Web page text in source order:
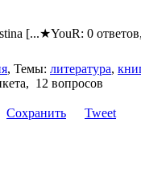
[...★YouR: 0 ответов,
, Темы: литература,
12 вопросов
Сохранить Tweet